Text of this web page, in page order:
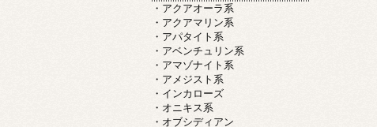
・アクアオーラ系
・アクアマリン系
・アパタイト系
・アベンチュリン系
・アマゾナイト系
・アメジスト系
・インカローズ
・オニキス系
・オブシディアン